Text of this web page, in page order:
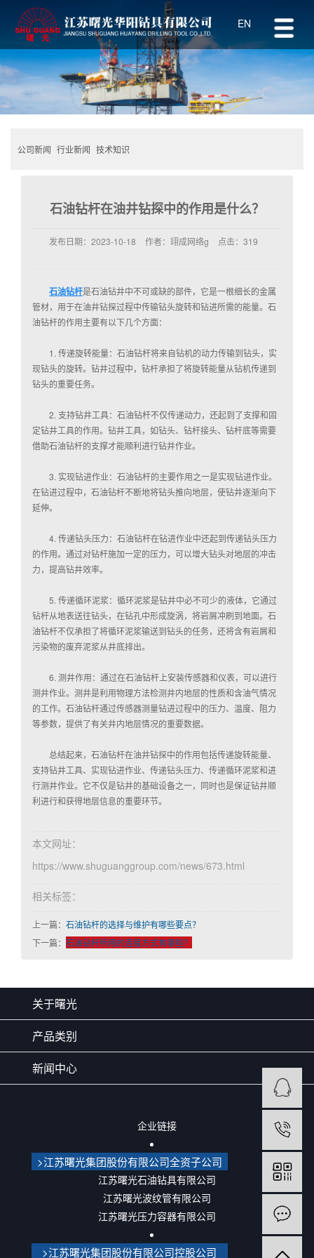
EN
公司新闻 行业新闻 技术知识
石油钻杆在油井钻探中的作用是什么？
发布日期： 2023-10-18 作者： 翊成网络g 点击： 319
石油钻杆是石油钻井中不可或缺的部件，它是一根细长的金属
管材，用于在油井钻探过程中传输钻头旋转和钻进所需的能量。石
油钻杆的作用主要有以下几个方面：
1. 传递旋转能量：石油钻杆将来自钻机的动力传输到钻头，实
现钻头的旋转。钻井过程中，钻杆承担了将旋转能量从钻机传递到
钻头的重要任务。
2. 支持钻井工具：石油钻杆不仅传递动力，还起到了支撑和固
定钻井工具的作用。钻井工具，如钻头、钻杆接头、钻杆底等需要
借助石油钻杆的支撑才能顺利进行钻井作业。
3. 实现钻进作业：石油钻杆的主要作用之一是实现钻进作业。
在钻进过程中，石油钻杆不断地将钻头推向地层，使钻井逐渐向下
延伸。
4. 传递钻头压力：石油钻杆在钻进作业中还起到传递钻头压力
的作用。通过对钻杆施加一定的压力，可以增大钻头对地层的冲击
力，提高钻井效率。
5. 传递循环泥浆：循环泥浆是钻井中必不可少的液体，它通过
钻杆从地表送往钻头，在钻孔中形成旋涡，将岩屑冲刷到地面。石
油钻杆不仅承担了将循环泥浆输送到钻头的任务，还将含有岩屑和
污染物的废弃泥浆从井底排出。
6. 测井作用：通过在石油钻杆上安装传感器和仪表，可以进行
测井作业。测井是利用物理方法检测井内地层的性质和含油气情况
的工作。石油钻杆通过传感器测量钻进过程中的压力、温度、阻力
等参数，提供了有关井内地层情况的重要数据。
总结起来，石油钻杆在油井钻探中的作用包括传递旋转能量、
支持钻井工具、实现钻进作业、传递钻头压力、传递循环泥浆和进
行测井作业。它不仅是钻井的基础设备之一，同时也是保证钻井顺
利进行和获得地层信息的重要环节。
本文网址：
https://www.shuguanggroup.com/news/673.html
相关标签：
上一篇： 石油钻杆的选择与维护有哪些要点？
下一篇： 石油钻杆所用的连接方式有哪些？
关于曙光
产品类别
新闻中心
企业链接
>江苏曙光集团股份有限公司全资子公司
江苏曙光石油钻具有限公司
江苏曙光波纹管有限公司
江苏曙光压力容器有限公司
>江苏曙光集团股份有限公司控股公司